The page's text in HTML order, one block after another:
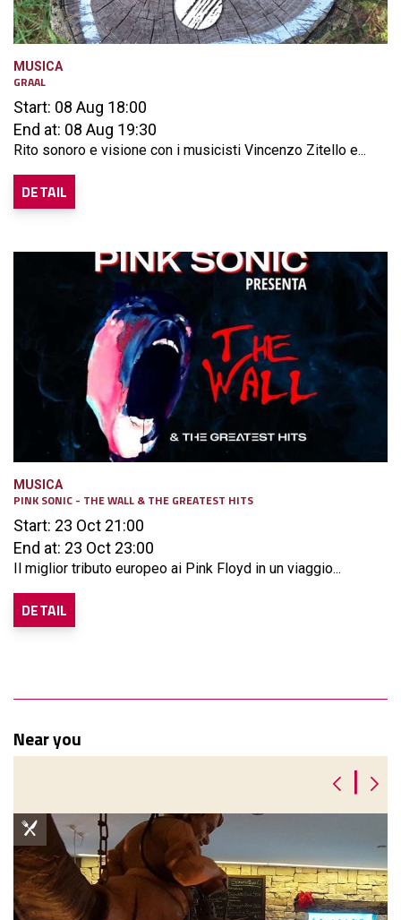
MUSICA
GRAAL
Start: 08 Aug 18:00
End at: 08 Aug 19:30
Rito sonoro e visione con i musicisti Vincenzo Zitello e...
DETAIL
MUSICA
PINK SONIC - THE WALL & THE GREATEST HITS
Start: 23 Oct 21:00
End at: 23 Oct 23:00
Il miglior tributo europeo ai Pink Floyd in un viaggio...
DETAIL
Near you
|